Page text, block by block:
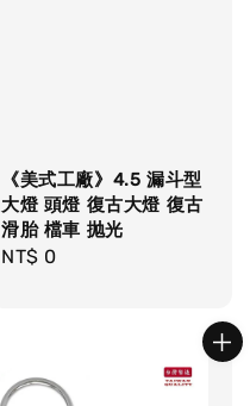
《美式工廠》4.5 漏斗型
大燈 頭燈 復古大燈 復古
滑胎 檔車 抛光
Regular
NT$ 0